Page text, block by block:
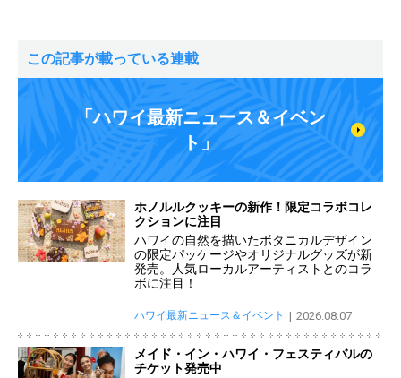
この記事が載っている連載
「ハワイ最新ニュース＆イベン
ト」
ホノルルクッキーの新作！限定コラボコレ
クションに注目
ハワイの自然を描いたボタニカルデザイン
の限定パッケージやオリジナルグッズが新
発売。人気ローカルアーティストとのコラ
ボに注目！
ハワイ最新ニュース＆イベント 2026.08.07
メイド・イン・ハワイ・フェスティバルの
チケット発売中